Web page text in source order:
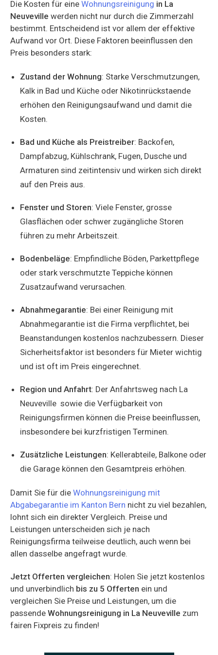
Die Kosten für eine Wohnungsreinigung in La
Neuveville werden nicht nur durch die Zimmerzahl
bestimmt. Entscheidend ist vor allem der effektive
Aufwand vor Ort. Diese Faktoren beeinflussen den
Preis besonders stark:
Zustand der Wohnung: Starke Verschmutzungen,
Kalk in Bad und Küche oder Nikotinrückstaende
erhöhen den Reinigungsaufwand und damit die
Kosten.
Bad und Küche als Preistreiber: Backofen,
Dampfabzug, Kühlschrank, Fugen, Dusche und
Armaturen sind zeitintensiv und wirken sich direkt
auf den Preis aus.
Fenster und Storen: Viele Fenster, grosse
Glasflächen oder schwer zugängliche Storen
führen zu mehr Arbeitszeit.
Bodenbeläge: Empfindliche Böden, Parkettpflege
oder stark verschmutzte Teppiche können
Zusatzaufwand verursachen.
Abnahmegarantie: Bei einer Reinigung mit
Abnahmegarantie ist die Firma verpflichtet, bei
Beanstandungen kostenlos nachzubessern. Dieser
Sicherheitsfaktor ist besonders für Mieter wichtig
und ist oft im Preis eingerechnet.
Region und Anfahrt: Der Anfahrtsweg nach La
Neuveville sowie die Verfügbarkeit von
Reinigungsfirmen können die Preise beeinflussen,
insbesondere bei kurzfristigen Terminen.
Zusätzliche Leistungen: Kellerabteile, Balkone oder
die Garage können den Gesamtpreis erhöhen.
Damit Sie für die Wohnungsreinigung mit
Abgabegarantie im Kanton Bern nicht zu viel bezahlen,
lohnt sich ein direkter Vergleich. Preise und
Leistungen unterscheiden sich je nach
Reinigungsfirma teilweise deutlich, auch wenn bei
allen dasselbe angefragt wurde.
Jetzt Offerten vergleichen: Holen Sie jetzt kostenlos
und unverbindlich bis zu 5 Offerten ein und
vergleichen Sie Preise und Leistungen, um die
passende Wohnungsreinigung in La Neuveville zum
fairen Fixpreis zu finden!